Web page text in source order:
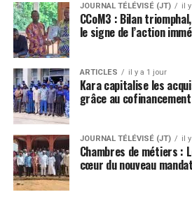
JOURNAL TÉLÉVISÉ (JT) il
CCoM3 : Bilan
le signe de l’action
ARTICLES il y a 1 jour
Kara capitalise les
grâce au cofinancement
JOURNAL TÉLÉVISÉ (JT) il
Chambres de métiers :
cœur du nouveau